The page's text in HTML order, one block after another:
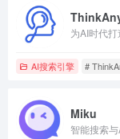
为AI时代打
AI搜索引擎 #
Miku
智能搜索